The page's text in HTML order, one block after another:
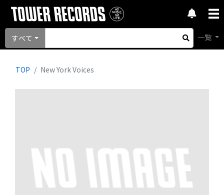
すべて 一覧
TOP New York Voices